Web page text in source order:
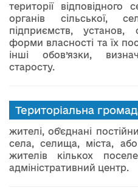
території
органів сільської,
підприємств, установ,
форми власності та їх
інші обов’язки,
старосту.
Територіальна
жителі, об'єднані
села, селища, міста,
жителів кількох
адміністративний центр.